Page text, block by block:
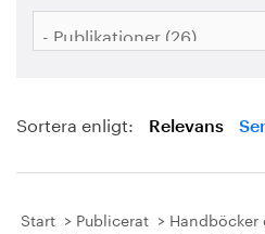
Bildbank
Sortera enligt: Relevans
Start Publicerat